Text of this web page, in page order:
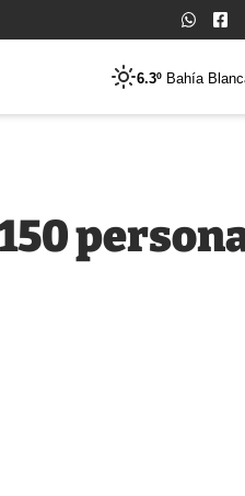
6.3º Bahía